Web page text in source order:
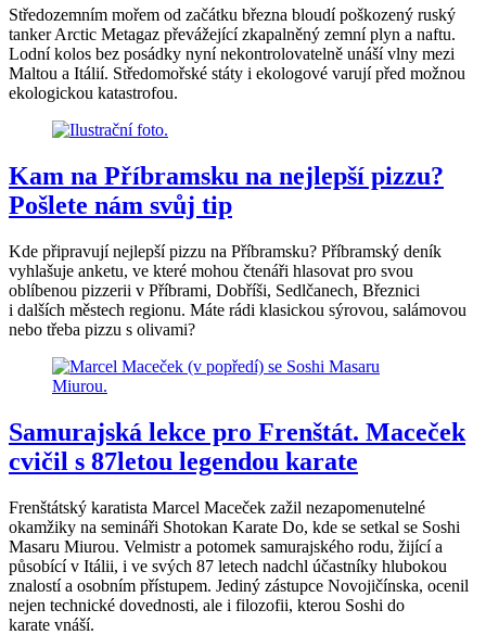
Středozemním mořem od začátku března bloudí poškozený ruský
tanker Arctic Metagaz převážející zkapalněný zemní plyn a naftu.
Lodní kolos bez posádky nyní nekontrolovatelně unáší vlny mezi
Maltou a Itálií. Středomořské státy i ekologové varují před možnou
ekologickou katastrofou.
Kam na Příbramsku na nejlepší pizzu?
Pošlete nám svůj tip
Kde připravují nejlepší pizzu na Příbramsku? Příbramský deník
vyhlašuje anketu, ve které mohou čtenáři hlasovat pro svou
oblíbenou pizzerii v Příbrami, Dobříši, Sedlčanech, Březnici
i dalších městech regionu. Máte rádi klasickou sýrovou, salámovou
nebo třeba pizzu s olivami?
Samurajská lekce pro Frenštát. Maceček
cvičil s 87letou legendou karate
Frenštátský karatista Marcel Maceček zažil nezapomenutelné
okamžiky na semináři Shotokan Karate Do, kde se setkal se Soshi
Masaru Miurou. Velmistr a potomek samurajského rodu, žijící a
působící v Itálii, i ve svých 87 letech nadchl účastníky hlubokou
znalostí a osobním přístupem. Jediný zástupce Novojičínska, ocenil
nejen technické dovednosti, ale i filozofii, kterou Soshi do
karate vnáší.